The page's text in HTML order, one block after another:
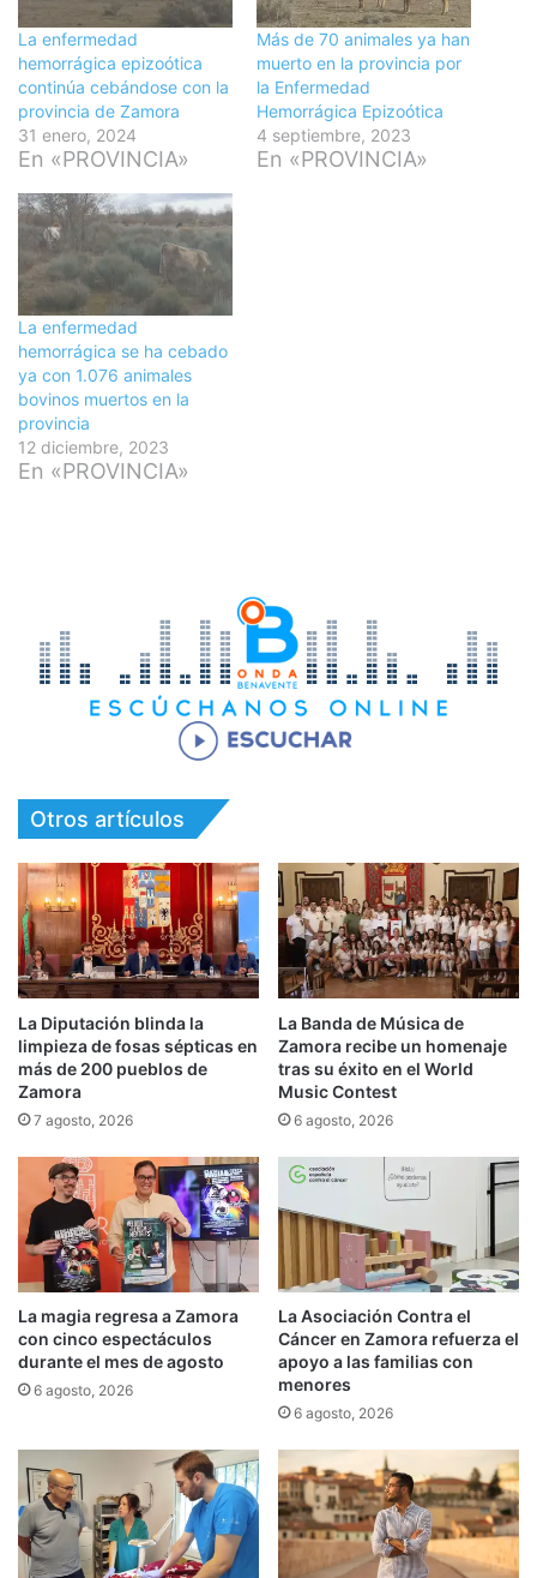
La enfermedad
hemorrágica epizoótica
continúa cebándose con la
provincia de Zamora
31 enero, 2024
En «PROVINCIA»
Más de 70 animales ya han
muerto en la provincia por
la Enfermedad
Hemorrágica Epizoótica
4 septiembre, 2023
En «PROVINCIA»
La enfermedad
hemorrágica se ha cebado
ya con 1.076 animales
bovinos muertos en la
provincia
12 diciembre, 2023
En «PROVINCIA»
Otros artículos
La Diputación blinda la
limpieza de fosas sépticas en
más de 200 pueblos de
Zamora
7 agosto, 2026
La Banda de Música de
Zamora recibe un homenaje
tras su éxito en el World
Music Contest
6 agosto, 2026
La magia regresa a Zamora
con cinco espectáculos
durante el mes de agosto
6 agosto, 2026
La Asociación Contra el
Cáncer en Zamora refuerza el
apoyo a las familias con
menores
6 agosto, 2026